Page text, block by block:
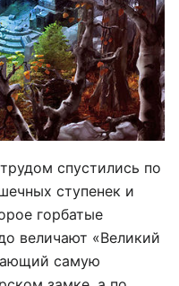
спустились по
ступенек и
горбатые
величают «Великий
самую